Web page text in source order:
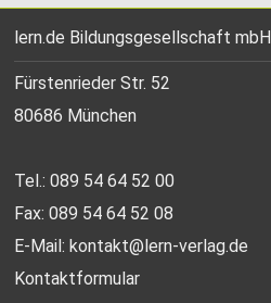
lern.de Bildungsgesellschaft mbH
Fürstenrieder Str. 52
80686 München
Tel.: 089 54 64 52 00
Fax: 089 54 64 52 08
E-Mail:kontakt@lern-verlag.de
Kontaktformular